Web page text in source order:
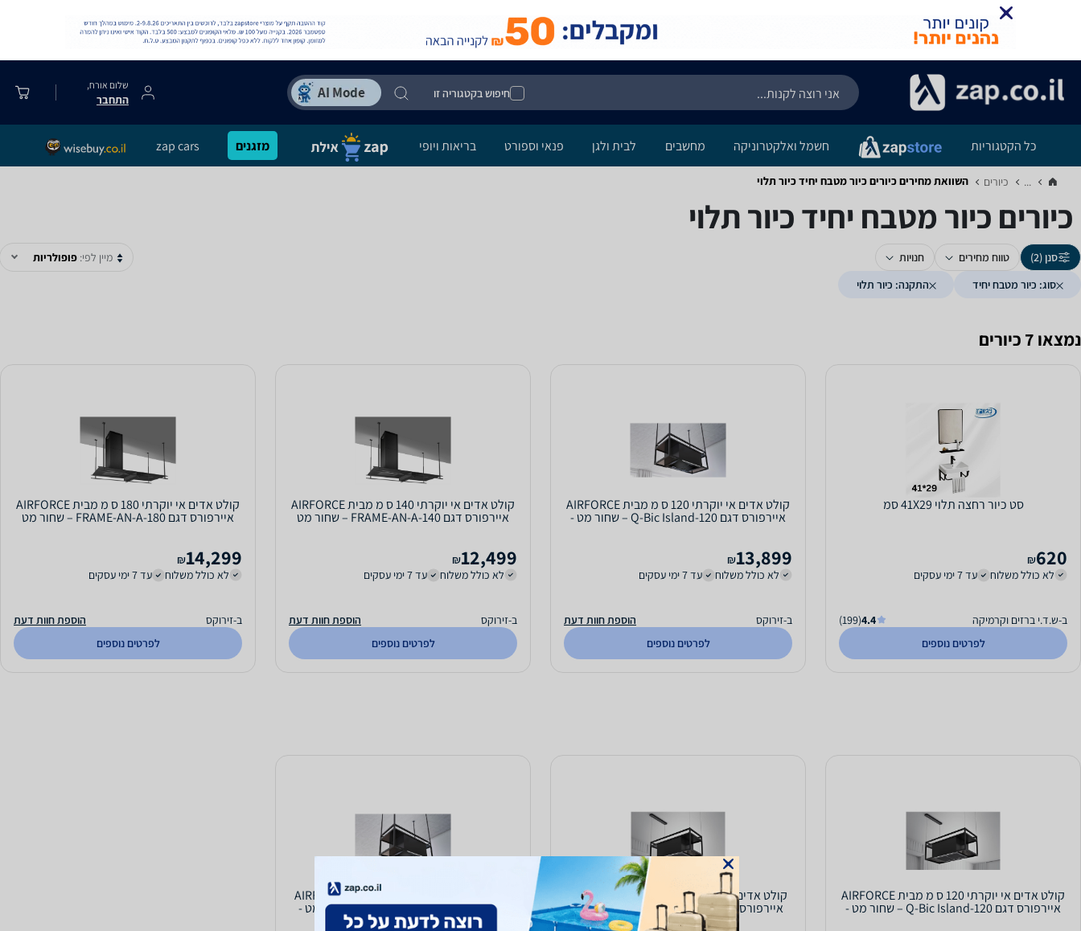
חיפוש בקטגוריה זו
שלום אורח,
התחבר
כל הקטגוריות חשמל ואלקטרוניקה מחשבים לבית ולגן פנאי וספורט בריאות ויופי מזגנים zap cars
... כיורים‏ השוואת מחירים כיורים ‏כיור מטבח יחיד ‏כיור תלוי
כיורים ‏כיור מטבח יחיד ‏כיור תלוי
סנן (2) טווח מחירים
חנויות
סוג: כיור מטבח יחיד
התקנה: כיור תלוי
מיין לפי: פופולריות
נמצאו 7 כיורים
סט כיור רחצה תלוי 41X29 סמ
620
₪
לא כולל משלוח
עד 7 ימי עסקים
ב-ש.ד.י ברזים וקרמיקה 4.4
(199)
לפרטים נוספים
קולט אדים אי יוקרתי 120 ס מ מבית AIRFORCE
איירפורס דגם Q-Bic Island-120 – שחור מט -
13,899
₪
לא כולל משלוח
עד 7 ימי עסקים
ב-זירוקס
הוספת חוות דעת
לפרטים נוספים
קולט אדים אי יוקרתי 140 ס מ מבית AIRFORCE
איירפורס דגם FRAME-AN-A-140 – שחור מט
12,499
₪
לא כולל משלוח
עד 7 ימי עסקים
ב-זירוקס
הוספת חוות דעת
לפרטים נוספים
קולט אדים אי יוקרתי 180 ס מ מבית AIRFORCE
איירפורס דגם FRAME-AN-A-180 – שחור מט
14,299
₪
לא כולל משלוח
עד 7 ימי עסקים
ב-זירוקס
הוספת חוות דעת
לפרטים נוספים
קולט אדים אי יוקרתי 120 ס מ מבית AIRFORCE
איירפורס דגם Q-Bic Island-120 – שחור מט -
קולט אדים אי יוקרתי 90 ס מ מבית AIRFORCE
איירפורס דגם Q-Bic Island-90 – שחור מט -
סוג...
קולט אדים אי יוקרתי 90 ס מ מבית AIRFORCE
איירפורס דגם Q-Bic Island-90 – שחור מט -
סוג...